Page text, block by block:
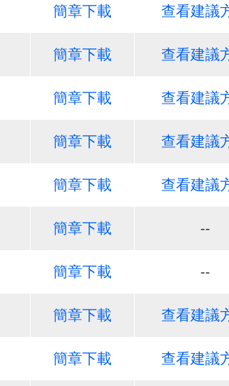
簡章下載 查看建議
簡章下載 查看建議
簡章下載 查看建議
簡章下載 查看建議
簡章下載 查看建議
簡章下載 --
簡章下載 --
簡章下載 查看建議
簡章下載 查看建議